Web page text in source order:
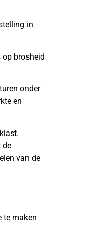
in
op brosheid
onder
en
de
van de
te maken